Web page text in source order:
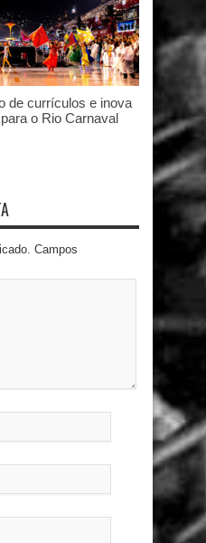
de currículos e inova
o Rio Carnaval
Campos